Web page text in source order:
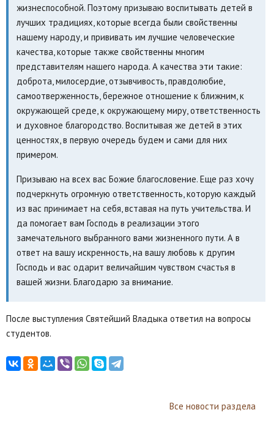
жизнеспособной. Поэтому призываю воспитывать детей в
лучших традициях, которые всегда были свойственны
нашему народу, и прививать им лучшие человеческие
качества, которые также свойственны многим
представителям нашего народа. А качества эти такие:
доброта, милосердие, отзывчивость, правдолюбие,
самоотверженность, бережное отношение к ближним, к
окружающей среде, к окружающему миру, ответственность
и духовное благородство. Воспитывая же детей в этих
ценностях, в первую очередь будем и сами для них
примером.
Призываю на всех вас Божие благословение. Еще раз хочу
подчеркнуть огромную ответственность, которую каждый
из вас принимает на себя, вставая на путь учительства. И
да помогает вам Господь в реализации этого
замечательного выбранного вами жизненного пути. А в
ответ на вашу искренность, на вашу любовь к другим
Господь и вас одарит величайшим чувством счастья в
вашей жизни. Благодарю за внимание.
После выступления Святейший Владыка ответил на вопросы
студентов.
Все новости раздела